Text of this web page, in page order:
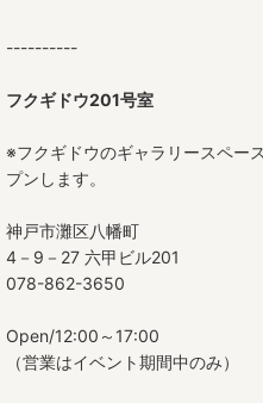
----------
フクギドウ201号室
※フクギドウのギャラリースペー
プンします。
神戸市灘区八幡町
4－9－27 六甲ビル201
078-862-3650
Open/12:00～17:00
（営業はイベント期間中のみ）